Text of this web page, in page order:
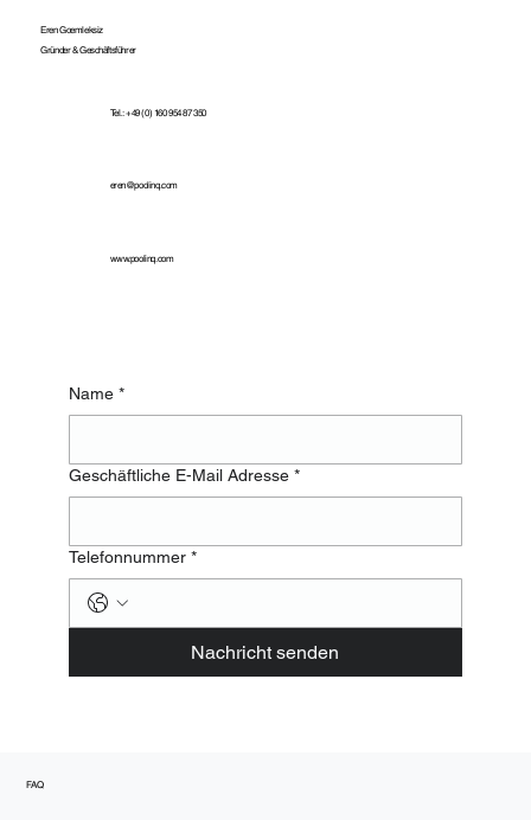
Eren Goemleksiz
Gründer & Geschäftsführer
Tel.: +49 (0) 160 954 87 350
eren@poolinq.com
www.poolinq.com
Name *
Geschäftliche E-Mail Adresse *
Telefonnummer *
Nachricht senden
FAQ